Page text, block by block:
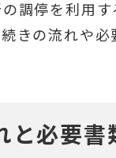
調停を利用
きの流れや必
と必要書